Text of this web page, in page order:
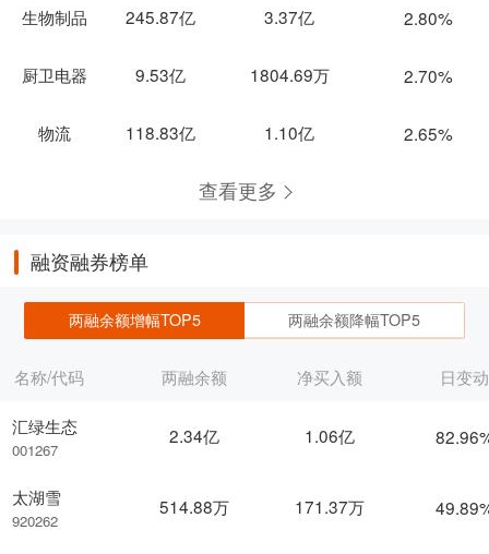
生物制品 245.87亿 3.37亿 2.80%
厨卫电器 9.53亿 1804.69万 2.70%
物流 118.83亿 1.10亿 2.65%
查看更多
融资融券榜单
两融余额增幅TOP5 两融余额降幅TOP5
名称/代码
汇绿生态
001267
太湖雪
920262
两融余额 净买入额 日变动
2.34亿 1.06亿
514.88万 171.37万